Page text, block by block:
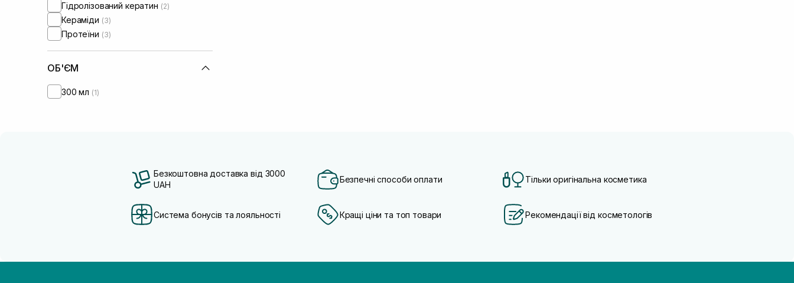
Гідролізований кератин (2)
Кераміди (3)
Протеїни (3)
ОБ'ЄМ
300 мл (1)
Безкоштовна доставка від 3000
UAH
Безпечні способи оплати Тільки оригінальна косметика
Система бонусів та лояльності Кращі ціни та топ товари Рекомендації від косметологів